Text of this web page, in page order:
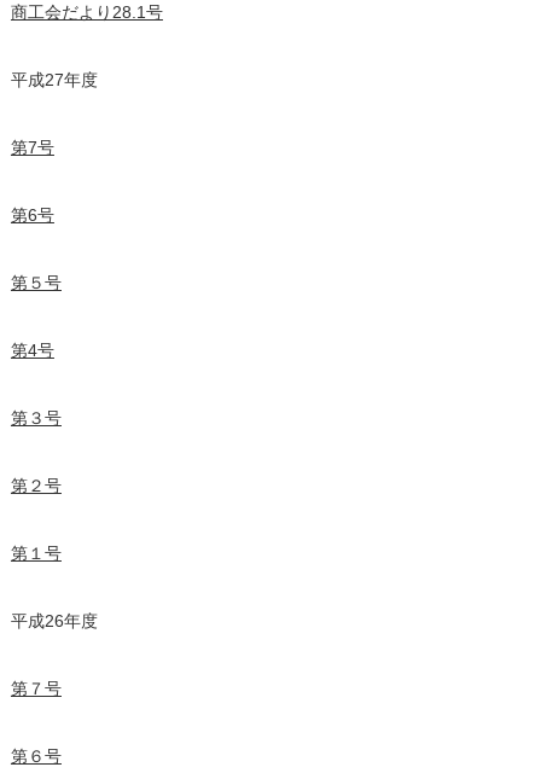
商工会だより28.1号
平成27年度
第7号
第6号
第５号
第4号
第３号
第２号
第１号
平成26年度
第７号
第６号